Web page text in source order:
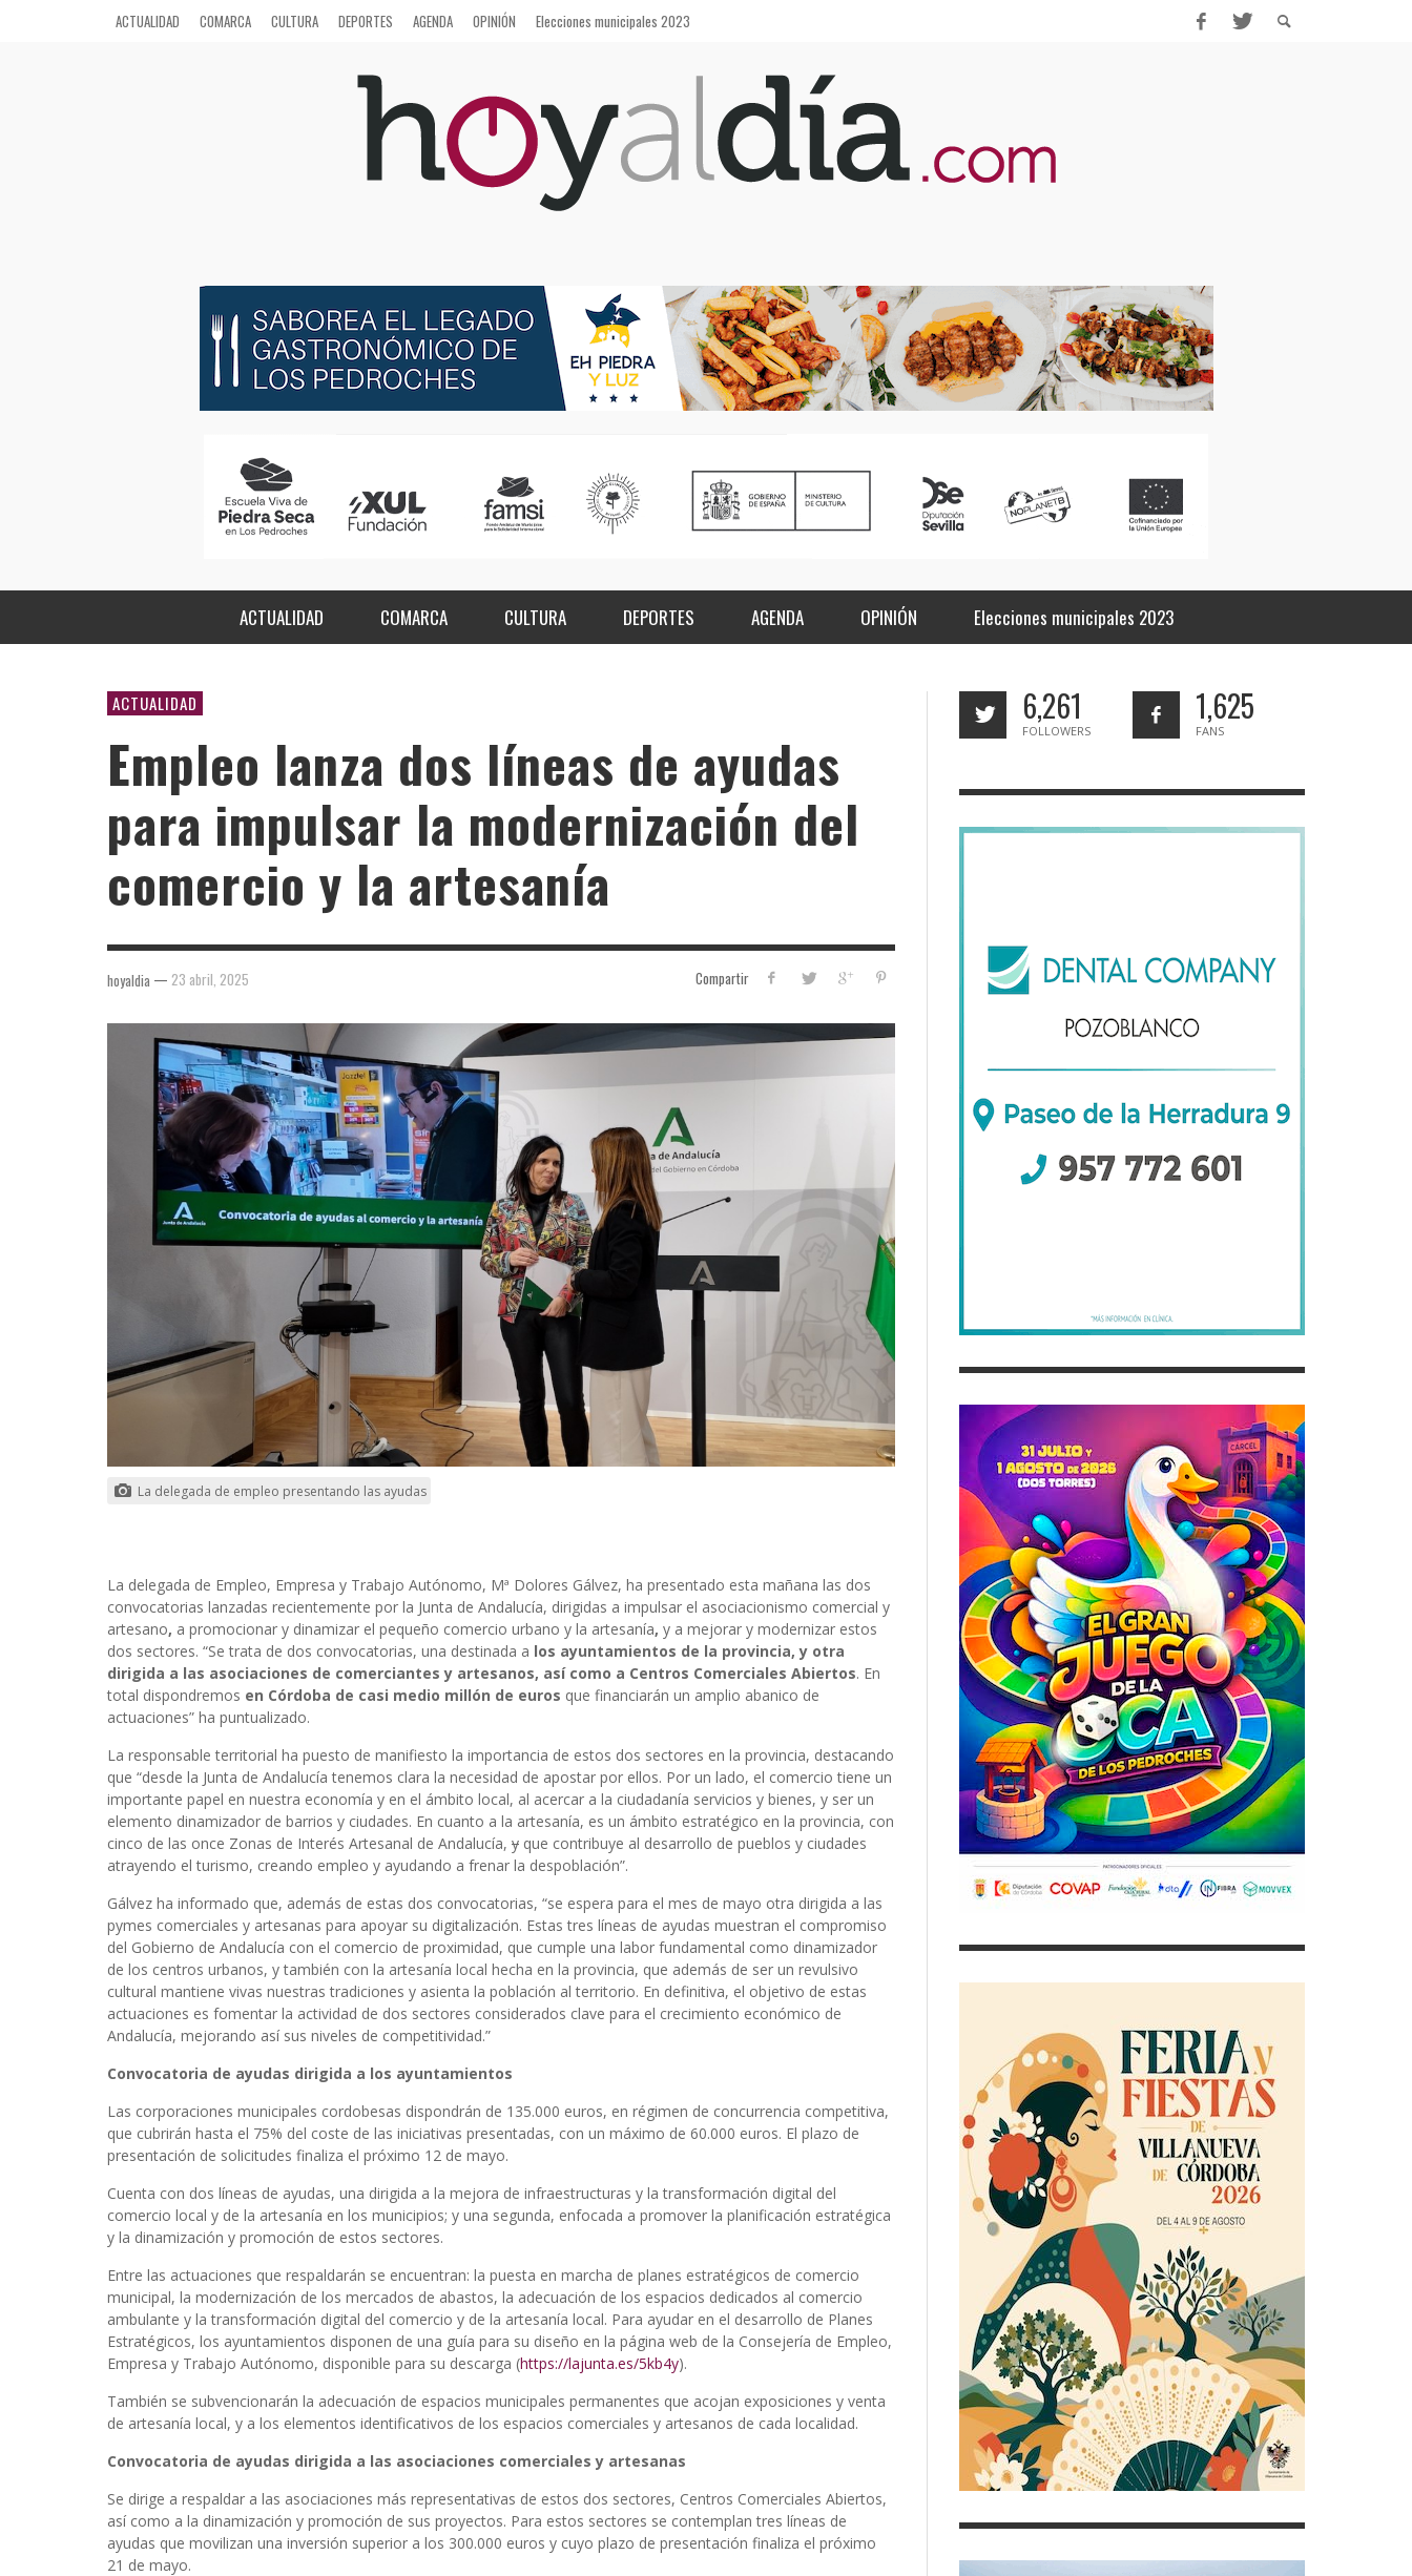
ACTUALIDAD COMARCA CULTURA DEPORTES AGENDA OPINIÓN Elecciones municipales 2023
ACTUALIDAD COMARCA CULTURA DEPORTES AGENDA OPINIÓN Elecciones municipales 2023
ACTUALIDAD
Empleo lanza dos líneas de ayudas
para impulsar la modernización del
comercio y la artesanía
Compartir
hoyaldia — 23 abril, 2025
La delegada de empleo presentando las ayudas
La delegada de Empleo, Empresa y Trabajo Autónomo, Mª Dolores Gálvez, ha presentado esta mañana las dos
convocatorias lanzadas recientemente por la Junta de Andalucía, dirigidas a impulsar el asociacionismo comercial y
artesano, a promocionar y dinamizar el pequeño comercio urbano y la artesanía, y a mejorar y modernizar estos
dos sectores. “Se trata de dos convocatorias, una destinada a los ayuntamientos de la provincia, y otra
dirigida a las asociaciones de comerciantes y artesanos, así como a Centros Comerciales Abiertos. En
total dispondremos en Córdoba de casi medio millón de euros que financiarán un amplio abanico de
actuaciones” ha puntualizado.
La responsable territorial ha puesto de manifiesto la importancia de estos dos sectores en la provincia, destacando
que “desde la Junta de Andalucía tenemos clara la necesidad de apostar por ellos. Por un lado, el comercio tiene un
importante papel en nuestra economía y en el ámbito local, al acercar a la ciudadanía servicios y bienes, y ser un
elemento dinamizador de barrios y ciudades. En cuanto a la artesanía, es un ámbito estratégico en la provincia, con
cinco de las once Zonas de Interés Artesanal de Andalucía, y que contribuye al desarrollo de pueblos y ciudades
atrayendo el turismo, creando empleo y ayudando a frenar la despoblación”.
Gálvez ha informado que, además de estas dos convocatorias, “se espera para el mes de mayo otra dirigida a las
pymes comerciales y artesanas para apoyar su digitalización. Estas tres líneas de ayudas muestran el compromiso
del Gobierno de Andalucía con el comercio de proximidad, que cumple una labor fundamental como dinamizador
de los centros urbanos, y también con la artesanía local hecha en la provincia, que además de ser un revulsivo
cultural mantiene vivas nuestras tradiciones y asienta la población al territorio. En definitiva, el objetivo de estas
actuaciones es fomentar la actividad de dos sectores considerados clave para el crecimiento económico de
Andalucía, mejorando así sus niveles de competitividad.”
Convocatoria de ayudas dirigida a los ayuntamientos
Las corporaciones municipales cordobesas dispondrán de 135.000 euros, en régimen de concurrencia competitiva,
que cubrirán hasta el 75% del coste de las iniciativas presentadas, con un máximo de 60.000 euros. El plazo de
presentación de solicitudes finaliza el próximo 12 de mayo.
Cuenta con dos líneas de ayudas, una dirigida a la mejora de infraestructuras y la transformación digital del
comercio local y de la artesanía en los municipios; y una segunda, enfocada a promover la planificación estratégica
y la dinamización y promoción de estos sectores.
Entre las actuaciones que respaldarán se encuentran: la puesta en marcha de planes estratégicos de comercio
municipal, la modernización de los mercados de abastos, la adecuación de los espacios dedicados al comercio
ambulante y la transformación digital del comercio y de la artesanía local. Para ayudar en el desarrollo de Planes
Estratégicos, los ayuntamientos disponen de una guía para su diseño en la página web de la Consejería de Empleo,
Empresa y Trabajo Autónomo, disponible para su descarga (https://lajunta.es/5kb4y).
También se subvencionarán la adecuación de espacios municipales permanentes que acojan exposiciones y venta
de artesanía local, y a los elementos identificativos de los espacios comerciales y artesanos de cada localidad.
Convocatoria de ayudas dirigida a las asociaciones comerciales y artesanas
Se dirige a respaldar a las asociaciones más representativas de estos dos sectores, Centros Comerciales Abiertos,
así como a la dinamización y promoción de sus proyectos. Para estos sectores se contemplan tres líneas de
ayudas que movilizan una inversión superior a los 300.000 euros y cuyo plazo de presentación finaliza el próximo
21 de mayo.
6,261
FOLLOWERS
1,625
FANS